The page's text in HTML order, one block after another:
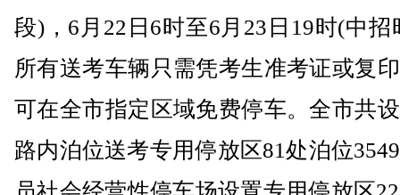
段)，6月22日6时至6月23日19时(中招
所有送考车辆只需凭考生准考证或复
可在全市指定区域免费停车。全市共
路内泊位送考专用停放区81处泊位